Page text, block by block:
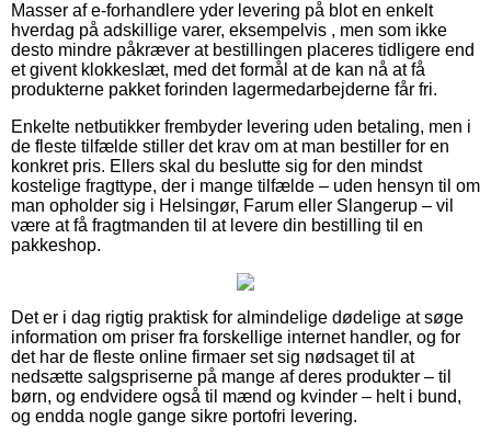
Masser af e-forhandlere yder levering på blot en enkelt
hverdag på adskillige varer, eksempelvis , men som ikke
desto mindre påkræver at bestillingen placeres tidligere end
et givent klokkeslæt, med det formål at de kan nå at få
produkterne pakket forinden lagermedarbejderne får fri.
Enkelte netbutikker frembyder levering uden betaling, men i
de fleste tilfælde stiller det krav om at man bestiller for en
konkret pris. Ellers skal du beslutte sig for den mindst
kostelige fragttype, der i mange tilfælde – uden hensyn til om
man opholder sig i Helsingør, Farum eller Slangerup – vil
være at få fragtmanden til at levere din bestilling til en
pakkeshop.
Det er i dag rigtig praktisk for almindelige dødelige at søge
information om priser fra forskellige internet handler, og for
det har de fleste online firmaer set sig nødsaget til at
nedsætte salgspriserne på mange af deres produkter – til
børn, og endvidere også til mænd og kvinder – helt i bund,
og endda nogle gange sikre portofri levering.